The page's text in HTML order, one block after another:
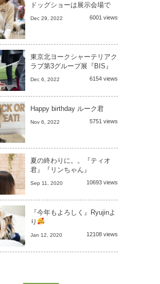
ドッグショーは展示会場で
Dec 29, 2022 6001 views
東京北ヨークシャーテリアク
ラブ第3グループ展『BIS』
Dec 6, 2022 6154 views
Happy birthday ルーク君
Nov 6, 2022 5751 views
夏の終わりに。。『ティオ
君』『リンちゃん』
Sep 11, 2020 10693 views
『今年もよろしく』Ryujinよ
り
Jan 12, 2020 12108 views